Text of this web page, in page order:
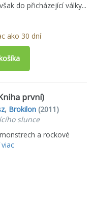
do přicházející války...
ako 30 dní
první)
, Brokilon (2011)
slunce
a rockové